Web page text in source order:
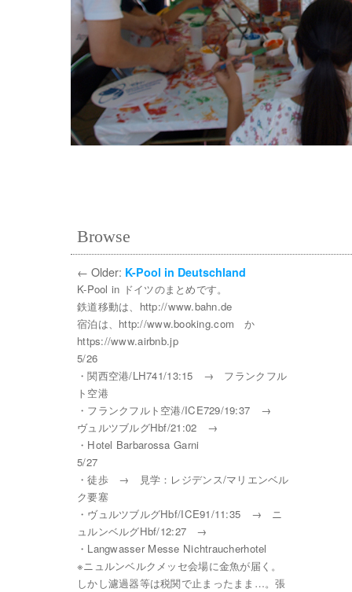
Browse
← Older: K-Pool in Deutschland
K-Pool in ドイツのまとめです。
鉄道移動は、http://www.bahn.de
宿泊は、http://www.booking.com か
https://www.airbnb.jp
5/26
・関西空港/LH741/13:15 → フランクフル
ト空港
・フランクフルト空港/ICE729/19:37 →
ヴュルツブルグHbf/21:02 →
・Hotel Barbarossa Garni
5/27
・徒歩 → 見学：レジデンス/マリエンベル
ク要塞
・ヴュルツブルグHbf/ICE91/11:35 → ニ
ュルンベルグHbf/12:27 →
・Langwasser Messe Nichtraucherhotel
※ニュルンベルクメッセ会場に金魚が届く。
しかし濾過器等は税関で止まったまま…。張